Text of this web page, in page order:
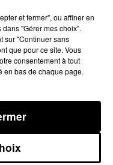
01/2025 À 12H00
et fermer", ou affiner en
"Gérer mes choix".
sur "Continuer sans
que pour ce site. Vous
consentement à tout
en bas de chaque page.